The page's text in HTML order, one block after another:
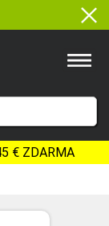
€ ZDARMA